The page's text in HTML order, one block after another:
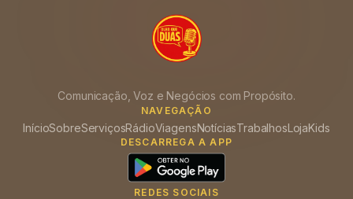
Comunicação, Voz e Negócios com Propósito.
NAVEGAÇÃO
InícioSobreServiçosRádioViagensNotíciasTrabalhosLojaKids
DESCARREGA A APP
REDES SOCIAIS